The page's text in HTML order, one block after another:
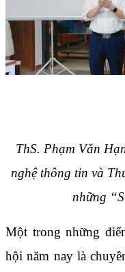
ThS. Phạm Văn
nghệ thông tin và
những
Một trong những
hội năm nay là